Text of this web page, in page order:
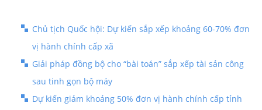
Chủ tịch Quốc hội: Dự kiến sắp xếp khoảng 60-70% đơn
vị hành chính cấp xã
Giải pháp đồng bộ cho “bài toán” sắp xếp tài sản công
sau tinh gọn bộ máy
Dự kiến giảm khoảng 50% đơn vị hành chính cấp tỉnh